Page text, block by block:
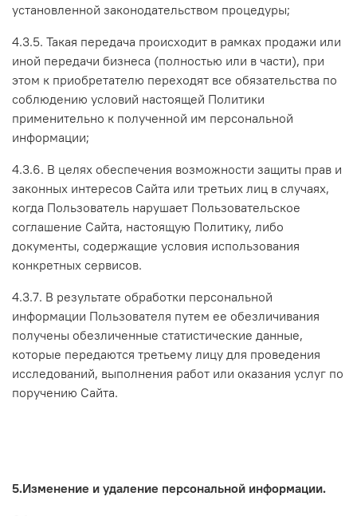
установленной законодательством процедуры;
4.3.5. Такая передача происходит в рамках продажи или
иной передачи бизнеса (полностью или в части), при
этом к приобретателю переходят все обязательства по
соблюдению условий настоящей Политики
применительно к полученной им персональной
информации;
4.3.6. В целях обеспечения возможности защиты прав и
законных интересов Сайта или третьих лиц в случаях,
когда Пользователь нарушает Пользовательское
соглашение Сайта, настоящую Политику, либо
документы, содержащие условия использования
конкретных сервисов.
4.3.7. В результате обработки персональной
информации Пользователя путем ее обезличивания
получены обезличенные статистические данные,
которые передаются третьему лицу для проведения
исследований, выполнения работ или оказания услуг по
поручению Сайта.
5.Изменение и удаление персональной информации.